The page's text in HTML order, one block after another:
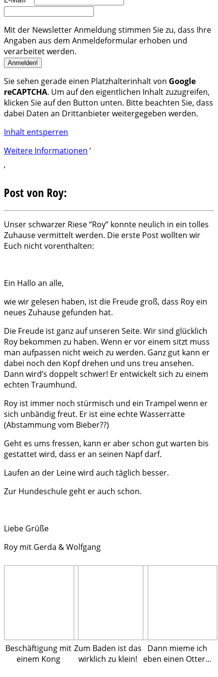
Mit der Newsletter Anmeldung stimmen Sie zu, dass Ihre
Angaben aus dem Anmeldeformular erhoben und
verarbeitet werden.
Sie sehen gerade einen Platzhalterinhalt von Google
reCAPTCHA. Um auf den eigentlichen Inhalt zuzugreifen,
klicken Sie auf den Button unten. Bitte beachten Sie, dass
dabei Daten an Drittanbieter weitergegeben werden.
Inhalt entsperren
Weitere Informationen ‘
‘
Post von Roy:
Unser schwarzer Riese “Roy” konnte neulich in ein tolles
Zuhause vermittelt werden. Die erste Post wollten wir
Euch nicht vorenthalten:
Ein Hallo an alle,
wie wir gelesen haben, ist die Freude groß, dass Roy ein
neues Zuhause gefunden hat.
Die Freude ist ganz auf unseren Seite. Wir sind glücklich
Roy bekommen zu haben. Wenn er vor einem sitzt muss
man aufpassen nicht weich zu werden. Ganz gut kann er
dabei noch den Kopf drehen und uns treu ansehen.
Dann wird’s doppelt schwer! Er entwickelt sich zu einem
echten Traumhund.
Roy ist immer noch stürmisch und ein Trampel wenn er
sich unbändig freut. Er ist eine echte Wasserratte
(Abstammung vom Bieber??)
Geht es ums fressen, kann er aber schon gut warten bis
gestattet wird, dass er an seinen Napf darf.
Laufen an der Leine wird auch täglich besser.
Zur Hundeschule geht er auch schon.
Liebe Grüße
Roy mit Gerda & Wolfgang
Beschäftigung mit
einem Kong
Zum Baden ist das
wirklich zu klein!
Dann mieme ich
eben einen Otter…